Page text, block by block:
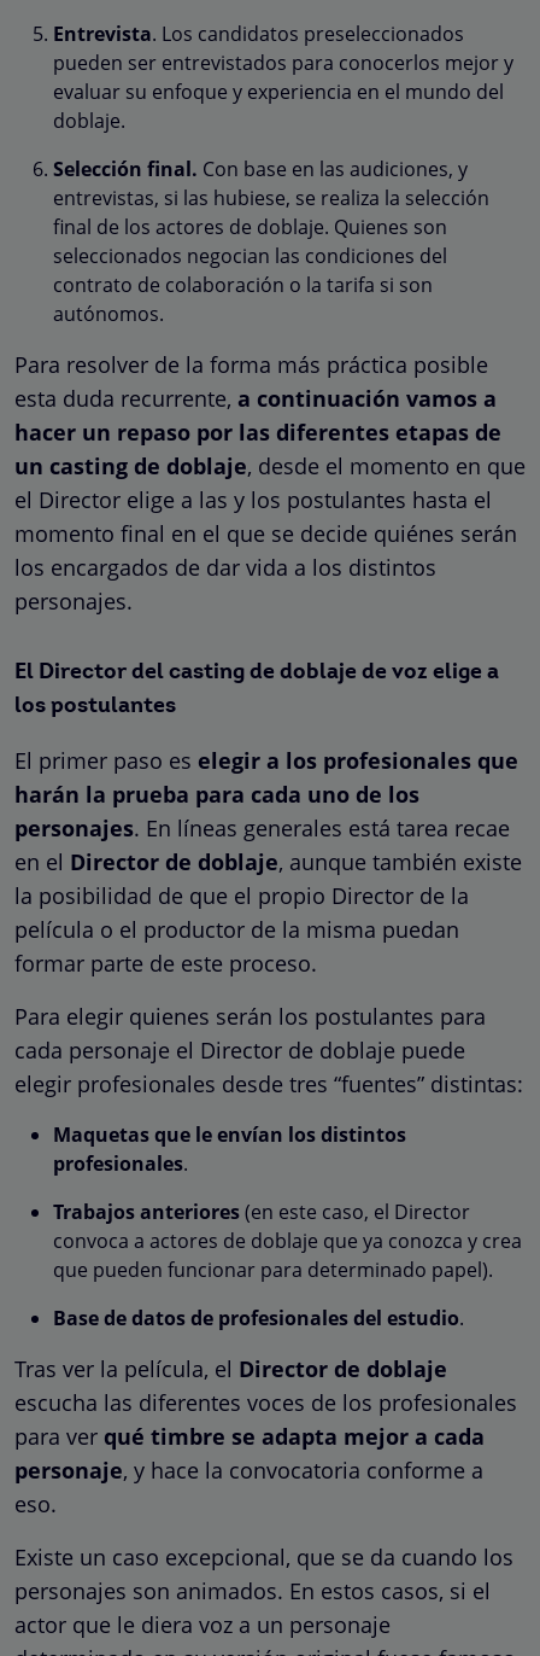
Entrevista. Los candidatos preseleccionados
pueden ser entrevistados para conocerlos mejor y
evaluar su enfoque y experiencia en el mundo del
doblaje.
Selección final. Con base en las audiciones, y
entrevistas, si las hubiese, se realiza la selección
final de los actores de doblaje. Quienes son
seleccionados negocian las condiciones del
contrato de colaboración o la tarifa si son
autónomos.
Para resolver de la forma más práctica posible
esta duda recurrente, a continuación vamos a
hacer un repaso por las diferentes etapas de
un casting de doblaje, desde el momento en que
el Director elige a las y los postulantes hasta el
momento final en el que se decide quiénes serán
los encargados de dar vida a los distintos
personajes.
El Director del casting de doblaje de voz elige a
los postulantes
El primer paso es elegir a los profesionales que
harán la prueba para cada uno de los
personajes. En líneas generales está tarea recae
en el Director de doblaje, aunque también existe
la posibilidad de que el propio Director de la
película o el productor de la misma puedan
formar parte de este proceso.
Para elegir quienes serán los postulantes para
cada personaje el Director de doblaje puede
elegir profesionales desde tres “fuentes” distintas:
Maquetas que le envían los distintos
profesionales.
Trabajos anteriores(en este caso, el Director
convoca a actores de doblaje que ya conozca y crea
que pueden funcionar para determinado papel).
Base de datos de profesionales del estudio.
Tras ver la película, el Director de doblaje
escucha las diferentes voces de los profesionales
para ver qué timbre se adapta mejor a cada
personaje, y hace la convocatoria conforme a
eso.
Existe un caso excepcional, que se da cuando los
personajes son animados. En estos casos, si el
actor que le diera voz a un personaje